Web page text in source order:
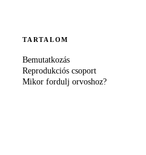
TARTALOM
Bemutatkozás
Reprodukciós csoport
Mikor fordulj orvoshoz?